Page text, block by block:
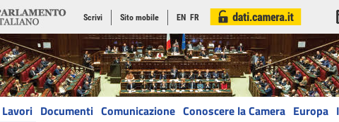
Scrivi Sito mobile EN FR
Lavori Documenti Comunicazione Conoscere la Camera Europa